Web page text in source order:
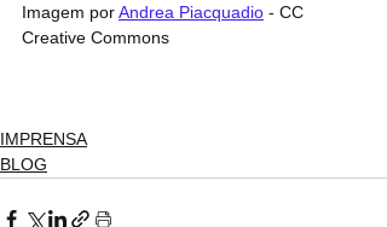
Imagem por Andrea Piacquadio - CC
Creative Commons
IMPRENSA
BLOG